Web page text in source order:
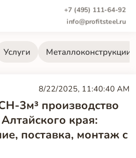
+7 (495) 111-64-92
info@profitsteel.ru
Услуги Металлоконструкции
8/22/2025, 11:40:40 AM
3м³ производство
края:
поставка, монтаж с